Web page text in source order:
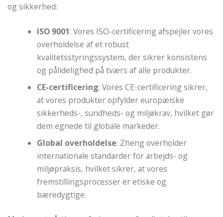
og sikkerhed:
ISO 9001: Vores ISO-certificering afspejler vores
overholdelse af et robust
kvalitetsstyringssystem, der sikrer konsistens
og pålidelighed på tværs af alle produkter.
CE-certificering: Vores CE-certificering sikrer,
at vores produkter opfylder europæiske
sikkerheds-, sundheds- og miljøkrav, hvilket gør
dem egnede til globale markeder.
Global overholdelse: Zheng overholder
internationale standarder for arbejds- og
miljøpraksis, hvilket sikrer, at vores
fremstillingsprocesser er etiske og
bæredygtige.